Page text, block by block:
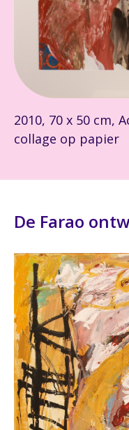
2010, 70 x 50 cm,
collage op papier
De Farao